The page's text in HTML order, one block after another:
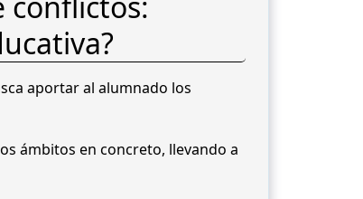
aportar al alumnado los
ámbitos en concreto, llevando a